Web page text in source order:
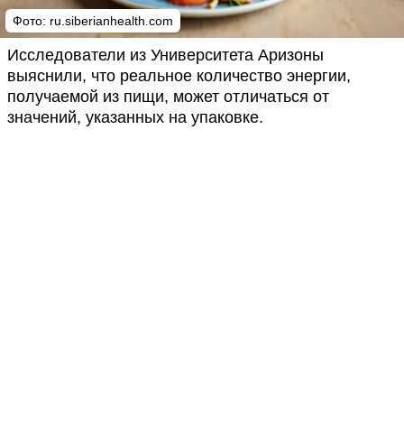
Фото: ru.siberianhealth.com
Исследователи из Университета Аризоны
выяснили, что реальное количество энергии,
получаемой из пищи, может отличаться от
значений, указанных на упаковке.